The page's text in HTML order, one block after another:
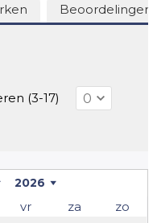
Beoordelingen
(3-17)
2026
vr za zo